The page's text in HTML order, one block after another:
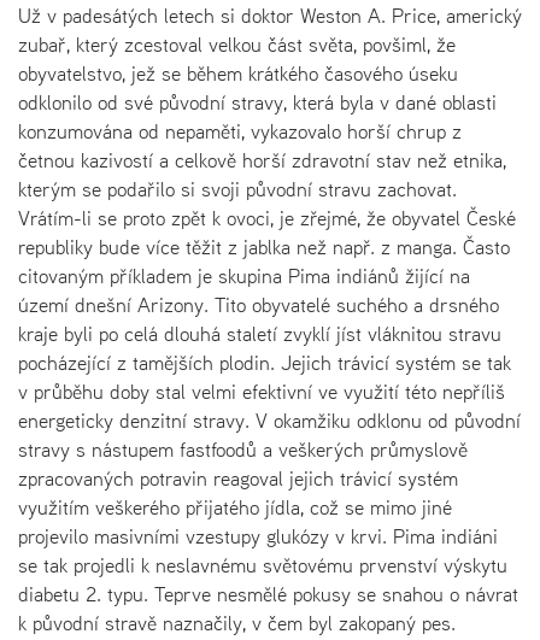
Už v padesátých letech si doktor Weston A. Price, americký
zubař, který zcestoval velkou část světa, povšiml, že
obyvatelstvo, jež se během krátkého časového úseku
odklonilo od své původní stravy, která byla v dané oblasti
konzumována od nepaměti, vykazovalo horší chrup z
četnou kazivostí a celkově horší zdravotní stav než etnika,
kterým se podařilo si svoji původní stravu zachovat.
Vrátím-li se proto zpět k ovoci, je zřejmé, že obyvatel České
republiky bude více těžit z jablka než např. z manga. Často
citovaným příkladem je skupina Pima indiánů žijící na
území dnešní Arizony. Tito obyvatelé suchého a drsného
kraje byli po celá dlouhá staletí zvyklí jíst vláknitou stravu
pocházející z tamějších plodin. Jejich trávicí systém se tak
v průběhu doby stal velmi efektivní ve využití této nepříliš
energeticky denzitní stravy. V okamžiku odklonu od původní
stravy s nástupem fastfoodů a veškerých průmyslově
zpracovaných potravin reagoval jejich trávicí systém
využitím veškerého přijatého jídla, což se mimo jiné
projevilo masivními vzestupy glukózy v krvi. Pima indiáni
se tak projedli k neslavnému světovému prvenství výskytu
diabetu 2. typu. Teprve nesmělé pokusy se snahou o návrat
k původní stravě naznačily, v čem byl zakopaný pes.